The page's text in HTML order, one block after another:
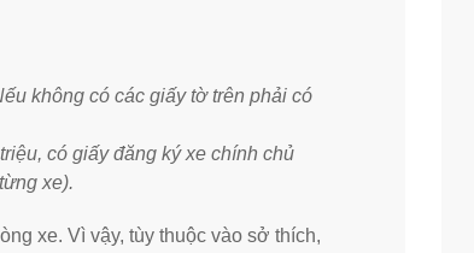
không có các giấy tờ trên phải có
có giấy đăng ký xe chính chủ
xe).
xe. Vì vậy, tùy thuộc vào sở thích,